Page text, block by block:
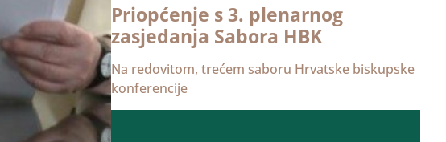
Priopćenje s 3. plenarnog
zasjedanja Sabora HBK
Na redovitom, trećem saboru Hrvatske biskupske
konferencije